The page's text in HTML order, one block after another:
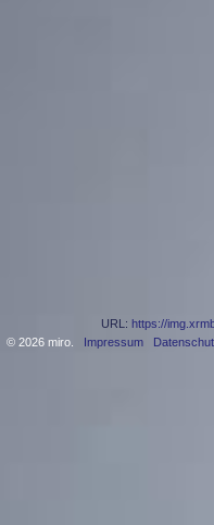
URL: https://
© 2026 miro. Impressum